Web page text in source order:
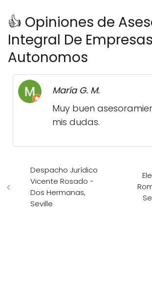
👍 Opiniones de
Integral De
Autonomos
María G. M.
Muy buen
mis dudas.
Despacho Jurídico
Vicente Rosado -
Dos Hermanas,
Seville